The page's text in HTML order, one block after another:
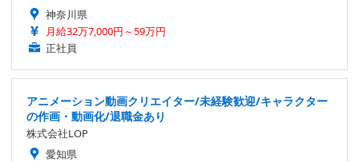
神奈川県
月給32万7,000円～59万円
正社員
アニメーション動画クリエイター/未経験歓迎/キャラクター
の作画・動画化/退職金あり
株式会社LOP
愛知県